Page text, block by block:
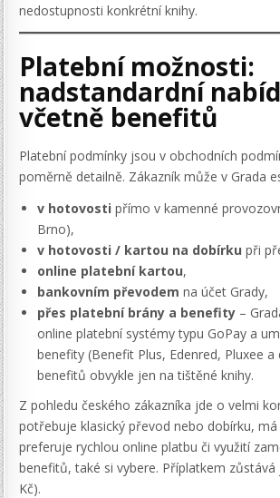
nedostupnosti konkrétní knihy.
Platební možnosti:
nadstandardní
včetně benefitů
Platební podmínky jsou v obchodních
poměrně detailně. Zákazník může v Grada
v hotovosti přímo v kamenné
Brno),
v hotovosti / kartou na dobírku při
online platební kartou,
bankovním převodem na účet Grady,
přes platební brány a benefity –
online platební systémy typu GoPay a
benefity (Benefit Plus, Edenred, Pluxee a
benefitů obvykle jen na tištěné knihy.
Z pohledu českého zákazníka jde o velmi
potřebuje klasický převod nebo dobírku,
preferuje rychlou online platbu či využití
benefitů, také si vybere. Příplatkem zůstává
Kč).